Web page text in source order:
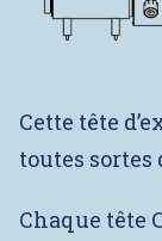
Cette tête
toutes
Chaque tête